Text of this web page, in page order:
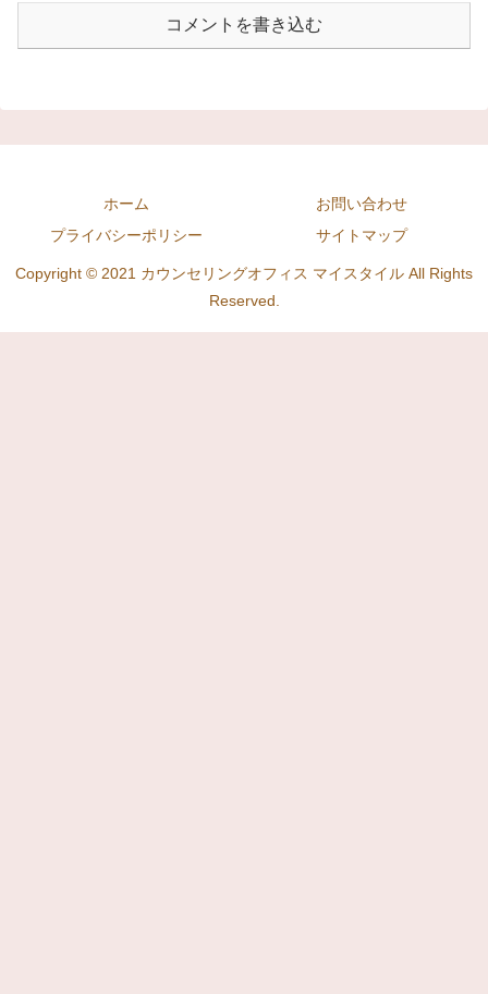
コメントを書き込む
ホーム
お問い合わせ
プライバシーポリシー
サイトマップ
Copyright © 2021 カウンセリングオフィス マイスタイル All Rights
Reserved.